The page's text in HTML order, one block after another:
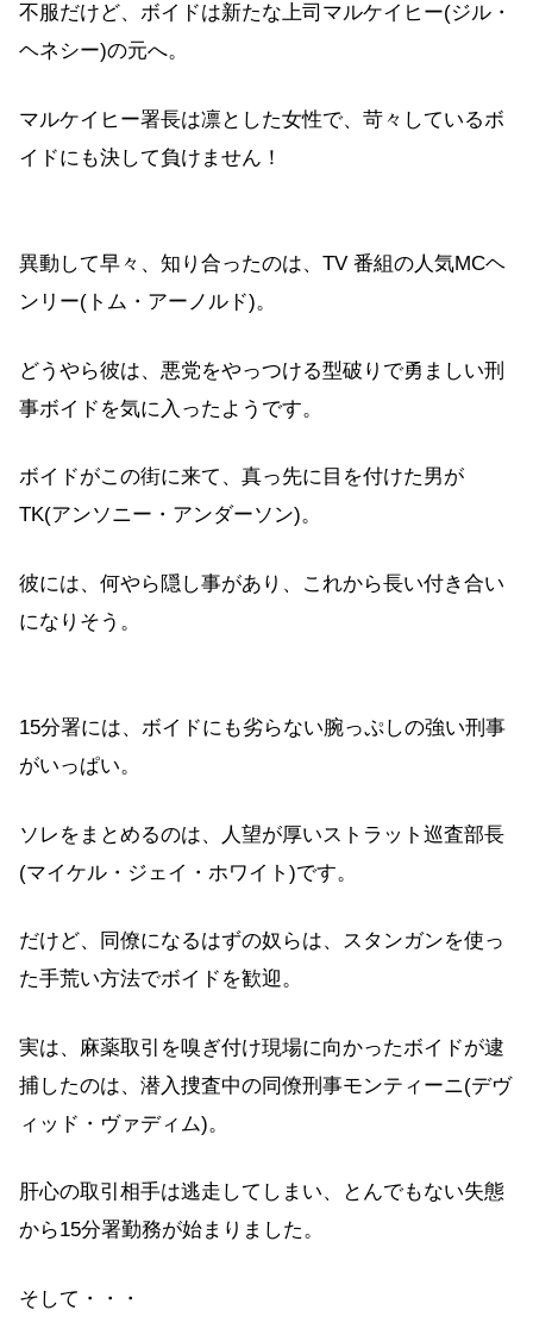
不服だけど、ボイドは新たな上司マルケイヒー(ジル・
ヘネシー)の元へ。
マルケイヒー署長は凛とした女性で、苛々しているボ
イドにも決して負けません！
異動して早々、知り合ったのは、TV 番組の人気MCヘ
ンリー(トム・アーノルド)。
どうやら彼は、悪党をやっつける型破りで勇ましい刑
事ボイドを気に入ったようです。
ボイドがこの街に来て、真っ先に目を付けた男が
TK(アンソニー・アンダーソン)。
彼には、何やら隠し事があり、これから長い付き合い
になりそう。
15分署には、ボイドにも劣らない腕っぷしの強い刑事
がいっぱい。
ソレをまとめるのは、人望が厚いストラット巡査部長
(マイケル・ジェイ・ホワイト)です。
だけど、同僚になるはずの奴らは、スタンガンを使っ
た手荒い方法でボイドを歓迎。
実は、麻薬取引を嗅ぎ付け現場に向かったボイドが逮
捕したのは、潜入捜査中の同僚刑事モンティーニ(デヴ
ィッド・ヴァディム)。
肝心の取引相手は逃走してしまい、とんでもない失態
から15分署勤務が始まりました。
そして・・・